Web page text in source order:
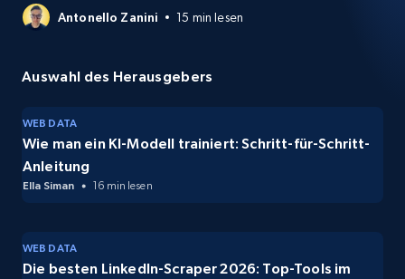
Antonello Zanini 15 min lesen
Auswahl des Herausgebers
WEB DATA
Wie man ein KI-Modell trainiert: Schritt-für-Schritt-
Anleitung
Ella Siman 16 min lesen
WEB DATA
Die besten LinkedIn-Scraper 2026: Top-Tools im